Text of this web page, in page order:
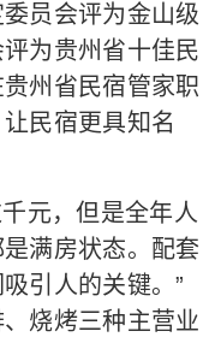
员会评为金山级
为贵州省十佳民
州省民宿管家职
民宿更具知名
元，但是全年人
满房状态。配套
引人的关键。”
烧烤三种主营业